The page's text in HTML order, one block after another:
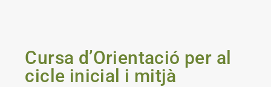
Cursa d’Orientació per al
cicle inicial i mitjà